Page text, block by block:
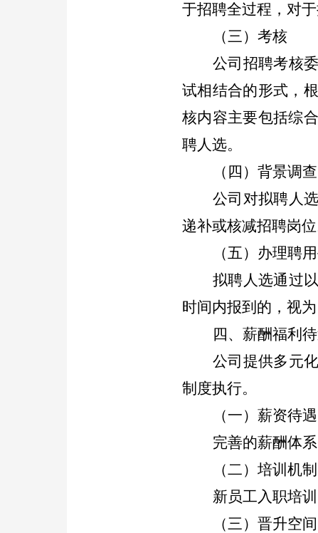
于招聘全过程，对
（三）考核
公司招聘考核
试相结合的形式，
核内容主要包括综
聘人选。
（四）背景调
公司对拟聘人
递补或核减招聘岗位
（五）办理聘
拟聘人选通过
时间内报到的 ， 视
四、薪酬福利
公司提供多元
制度执行。
（一）薪资待遇
完善的薪酬体系
（二）培训机制
新员工入职培
（三）晋升空间